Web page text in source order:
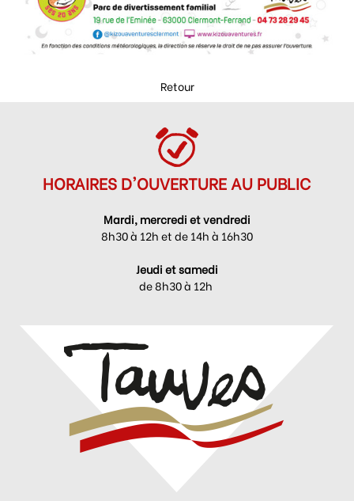
Retour
HORAIRES D'OUVERTURE AU PUBLIC
Mardi, mercredi et vendredi
8h30 à 12h et de 14h à 16h30
Jeudi et samedi
de 8h30 à 12h